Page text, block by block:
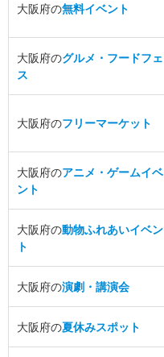
大阪府の無料イベント
大阪府のグルメ・フードフェ
ス
大阪府のフリーマーケット
大阪府のアニメ・ゲームイベ
ント
大阪府の動物ふれあいイベン
ト
大阪府の演劇・講演会
大阪府の夏休みスポット